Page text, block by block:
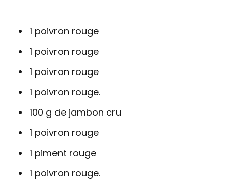
1 poivron rouge
1 poivron rouge
1 poivron rouge
1 poivron rouge.
100 g de jambon cru
1 poivron rouge
1 piment rouge
1 poivron rouge.